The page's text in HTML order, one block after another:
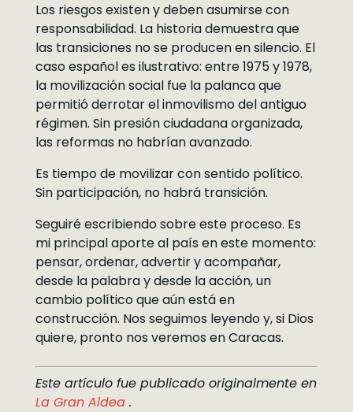
Los riesgos existen y deben asumirse con
responsabilidad. La historia demuestra que
las transiciones no se producen en silencio. El
caso español es ilustrativo: entre 1975 y 1978,
la movilización social fue la palanca que
permitió derrotar el inmovilismo del antiguo
régimen. Sin presión ciudadana organizada,
las reformas no habrían avanzado.
Es tiempo de movilizar con sentido político.
Sin participación, no habrá transición.
Seguiré escribiendo sobre este proceso. Es
mi principal aporte al país en este momento:
pensar, ordenar, advertir y acompañar,
desde la palabra y desde la acción, un
cambio político que aún está en
construcción. Nos seguimos leyendo y, si Dios
quiere, pronto nos veremos en Caracas.
Este artículo fue publicado originalmente en
La Gran Aldea .